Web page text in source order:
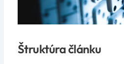
Štruktúra článku